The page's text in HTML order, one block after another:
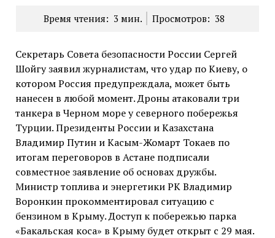
Время чтения: 3 мин. Просмотров: 38
Секретарь Совета безопасности России Сергей
Шойгу заявил журналистам, что удар по Киеву, о
котором Россия предупреждала, может быть
нанесен в любой момент. Дроны атаковали три
танкера в Черном море у северного побережья
Турции. Президенты России и Казахстана
Владимир Путин и Касым-Жомарт Токаев по
итогам переговоров в Астане подписали
совместное заявление об основах дружбы.
Министр топлива и энергетики РК Владимир
Воронкин прокомментировал ситуацию с
бензином в Крыму. Доступ к побережью парка
«Бакальская коса» в Крыму будет открыт с 29 мая.